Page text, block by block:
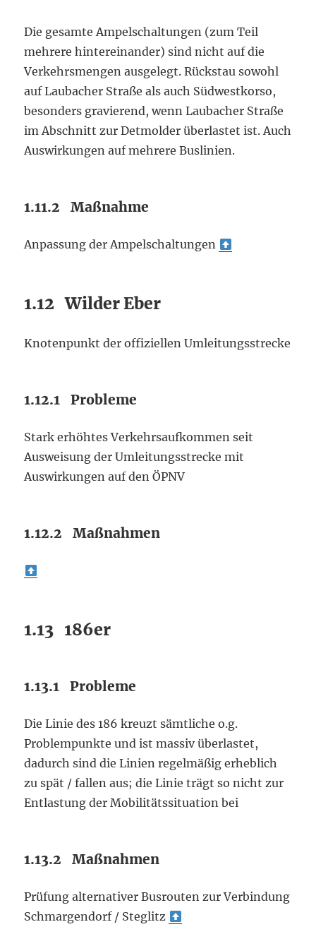
Die gesamte Ampelschaltungen (zum Teil
mehrere hintereinander) sind nicht auf die
Verkehrsmengen ausgelegt. Rückstau sowohl
auf Laubacher Straße als auch Südwestkorso,
besonders gravierend, wenn Laubacher Straße
im Abschnitt zur Detmolder überlastet ist. Auch
Auswirkungen auf mehrere Buslinien.
1.11.2 Maßnahme
Anpassung der Ampelschaltungen
1.12 Wilder Eber
Knotenpunkt der offiziellen Umleitungsstrecke
1.12.1 Probleme
Stark erhöhtes Verkehrsaufkommen seit
Ausweisung der Umleitungsstrecke mit
Auswirkungen auf den ÖPNV
1.12.2 Maßnahmen
1.13 186er
1.13.1 Probleme
Die Linie des 186 kreuzt sämtliche o.g.
Problempunkte und ist massiv überlastet,
dadurch sind die Linien regelmäßig erheblich
zu spät / fallen aus; die Linie trägt so nicht zur
Entlastung der Mobilitätssituation bei
1.13.2 Maßnahmen
Prüfung alternativer Busrouten zur Verbindung
Schmargendorf / Steglitz